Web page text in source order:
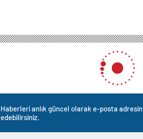
Haberleri anlık güncel olarak e-posta
edebilirsiniz.